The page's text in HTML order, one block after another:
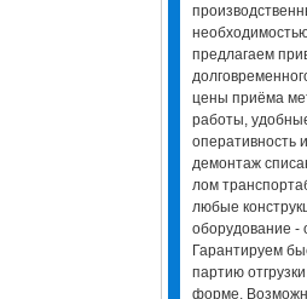
предлагаем
цены приёма
работы,
оперативность
демонтаж
лом
любые
оборудование -
Гарантируем
партию
форме.